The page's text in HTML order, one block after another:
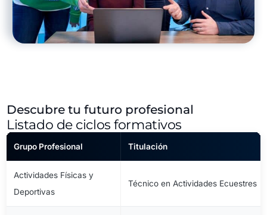
Descubre tu futuro profesional
Listado de ciclos formativos
Grupo Profesional Titulación
Actividades Físicas y
Deportivas
Técnico en Actividades Ecuestres